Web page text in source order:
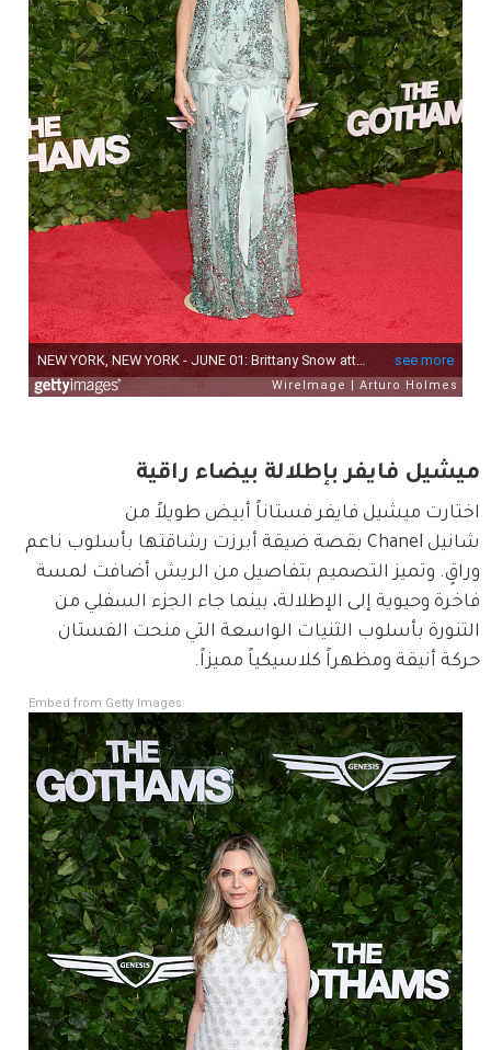
ميشيل فايفر بإطلالة بيضاء راقية
اختارت ميشيل فايفر فستاناً أبيض طويلاً من
شانيل Chanel بقصة ضيقة أبرزت رشاقتها بأسلوب ناعم
وراقٍ. وتميز التصميم بتفاصيل من الريش أضافت لمسة
فاخرة وحيوية إلى الإطلالة، بينما جاء الجزء السفلي من
التنورة بأسلوب الثنيات الواسعة التي منحت الفستان
حركة أنيقة ومظهراً كلاسيكياً مميزاً.
Embed from Getty Images